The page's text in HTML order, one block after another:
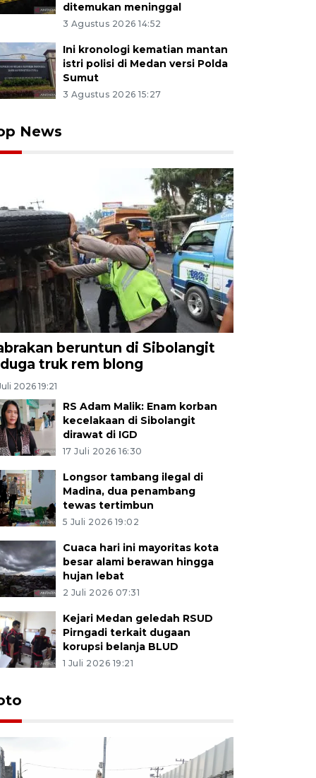
ditemukan meninggal
3 Agustus 2026 14:52
Ini kronologi kematian mantan
istri polisi di Medan versi Polda
Sumut
3 Agustus 2026 15:27
News
beruntun di Sibolangit
truk rem blong
2026 19:21
RS Adam Malik: Enam korban
kecelakaan di Sibolangit
dirawat di IGD
17 Juli 2026 16:30
Longsor tambang ilegal di
Madina, dua penambang
tewas tertimbun
5 Juli 2026 19:02
Cuaca hari ini mayoritas kota
besar alami berawan hingga
hujan lebat
2 Juli 2026 07:31
Kejari Medan geledah RSUD
Pirngadi terkait dugaan
korupsi belanja BLUD
1 Juli 2026 19:21